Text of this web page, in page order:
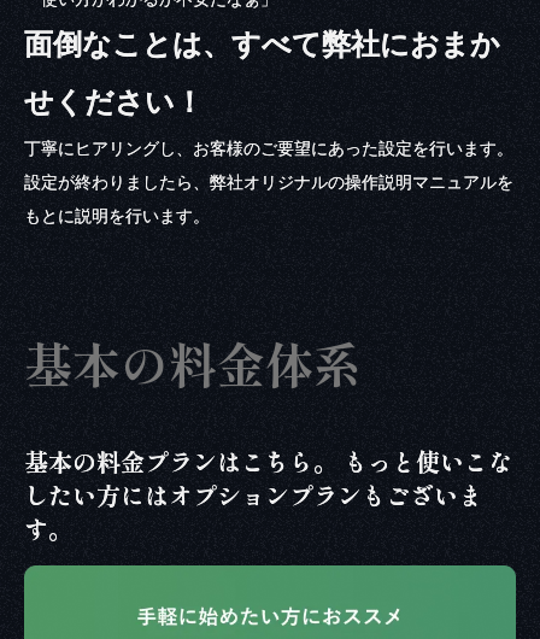
面倒なことは、すべて弊社におまか
せください！
丁寧にヒアリングし、お客様のご要望にあった設定を行います。
設定が終わりましたら、弊社オリジナルの操作説明マニュアルを
もとに説明を行います。
基本の料金体系
基本の料金プランはこちら。 もっと使いこな
したい方にはオプションプランもございま
す。